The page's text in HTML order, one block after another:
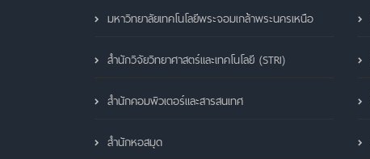
มหาวิทยาลัยเทคโนโลยีพระจอมเกล้าพระนครเหนือ
สำนักวิจัยวิทยาศาสตร์และเทคโนโลยี (STRI)
สำนักคอมพิวเตอร์และสารสนเทศ
สำนักหอสมุด